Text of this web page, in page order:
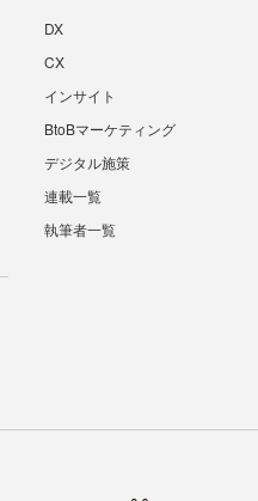
DX
CX
インサイト
BtoBマーケティング
デジタル施策
連載一覧
執筆者一覧